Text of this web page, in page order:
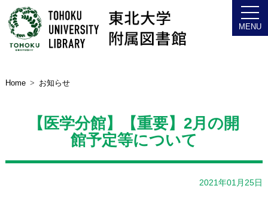
図書館について
Home お知らせ
【医学分館】【重要】2月の開
館予定等について
2021年01月25日